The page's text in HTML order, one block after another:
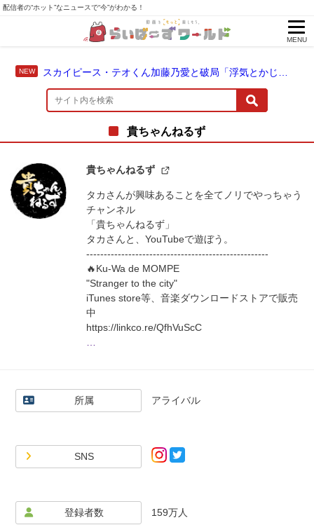
配信者の“ホット”なニュースで“今”がわかる！
MENU
貴ちゃんねるず
貴ちゃんねるず
タカさんが興味あることを全てノリでやっちゃう
チャンネル
「貴ちゃんねるず」
タカさんと、YouTubeで遊ぼう。
----------------------------------------------------
🔥Ku-Wa de MOMPE
"Stranger to the city"
iTunes store等、音楽ダウンロードストアで販売
中
https://linkco.re/QfhVuScC
全国のCD・レコード店、またはamazon、楽天な
どのオンラインショップで販売中
🔥石橋貴明Twitter
@takaakiishibashi_official
🔥マッコイ斉藤Twitter
所属 アライバル
SNS
登録者数 159万人